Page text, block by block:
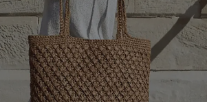
machen
Heimwerken
Renovieren
DIY
GESCHÄFTE
Bastelbedarf